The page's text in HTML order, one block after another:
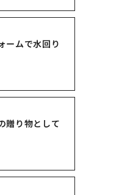
ームで水回り
贈り物として